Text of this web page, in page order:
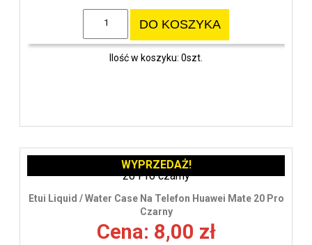
DO KOSZYKA
Ilość w koszyku: 0szt.
Etui Liquid / Water Case Na Telefon Huawei Mate 20 Pro
Czarny
Cena: 8,00 zł
WYPRZEDAŻ!